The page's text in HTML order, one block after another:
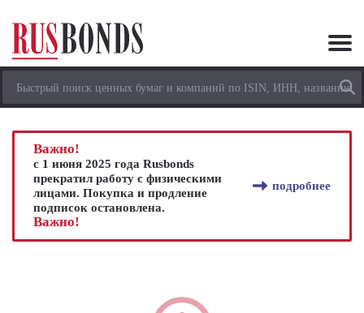
Важно!
с 1 июня 2025 года Rusbonds
прекратил работу с физическими
лицами. Покупка и продление
подписок остановлена.
подробнее
Важно!